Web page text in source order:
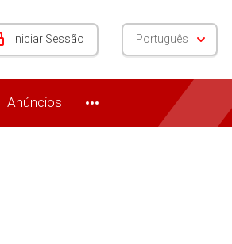
Iniciar Sessão Português
Anúncios